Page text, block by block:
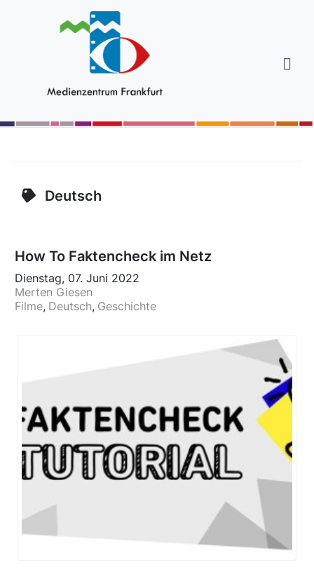
Deutsch
How To Faktencheck im Netz
Dienstag, 07. Juni 2022
Merten Giesen
Filme Deutsch Geschichte